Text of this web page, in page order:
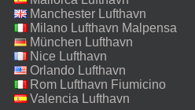
Manchester Lufthavn
Milano Lufthavn Malpensa
München Lufthavn
Nice Lufthavn
Orlando Lufthavn
Rom Lufthavn Fiumicino
Valencia Lufthavn